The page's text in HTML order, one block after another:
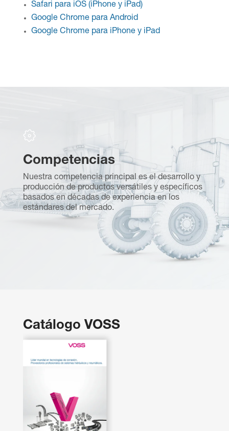
Safari para iOS (iPhone y iPad)
Google Chrome para Android
Google Chrome para iPhone y iPad
Competencias
Nuestra competencia principal es el desarrollo y
producción de productos versátiles y específicos
basados en décadas de experiencia en los
estándares del mercado.
Catálogo VOSS